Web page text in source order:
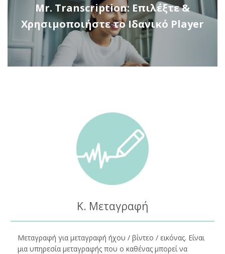
Mr. Transcription: Επιλέξτε &
Χρησιμοποιήστε το Ιδανικό Player
Κ. Μεταγραφή
Μεταγραφή για μεταγραφή ήχου / βίντεο / εικόνας. Είναι
μια υπηρεσία μεταγραφής που ο καθένας μπορεί να